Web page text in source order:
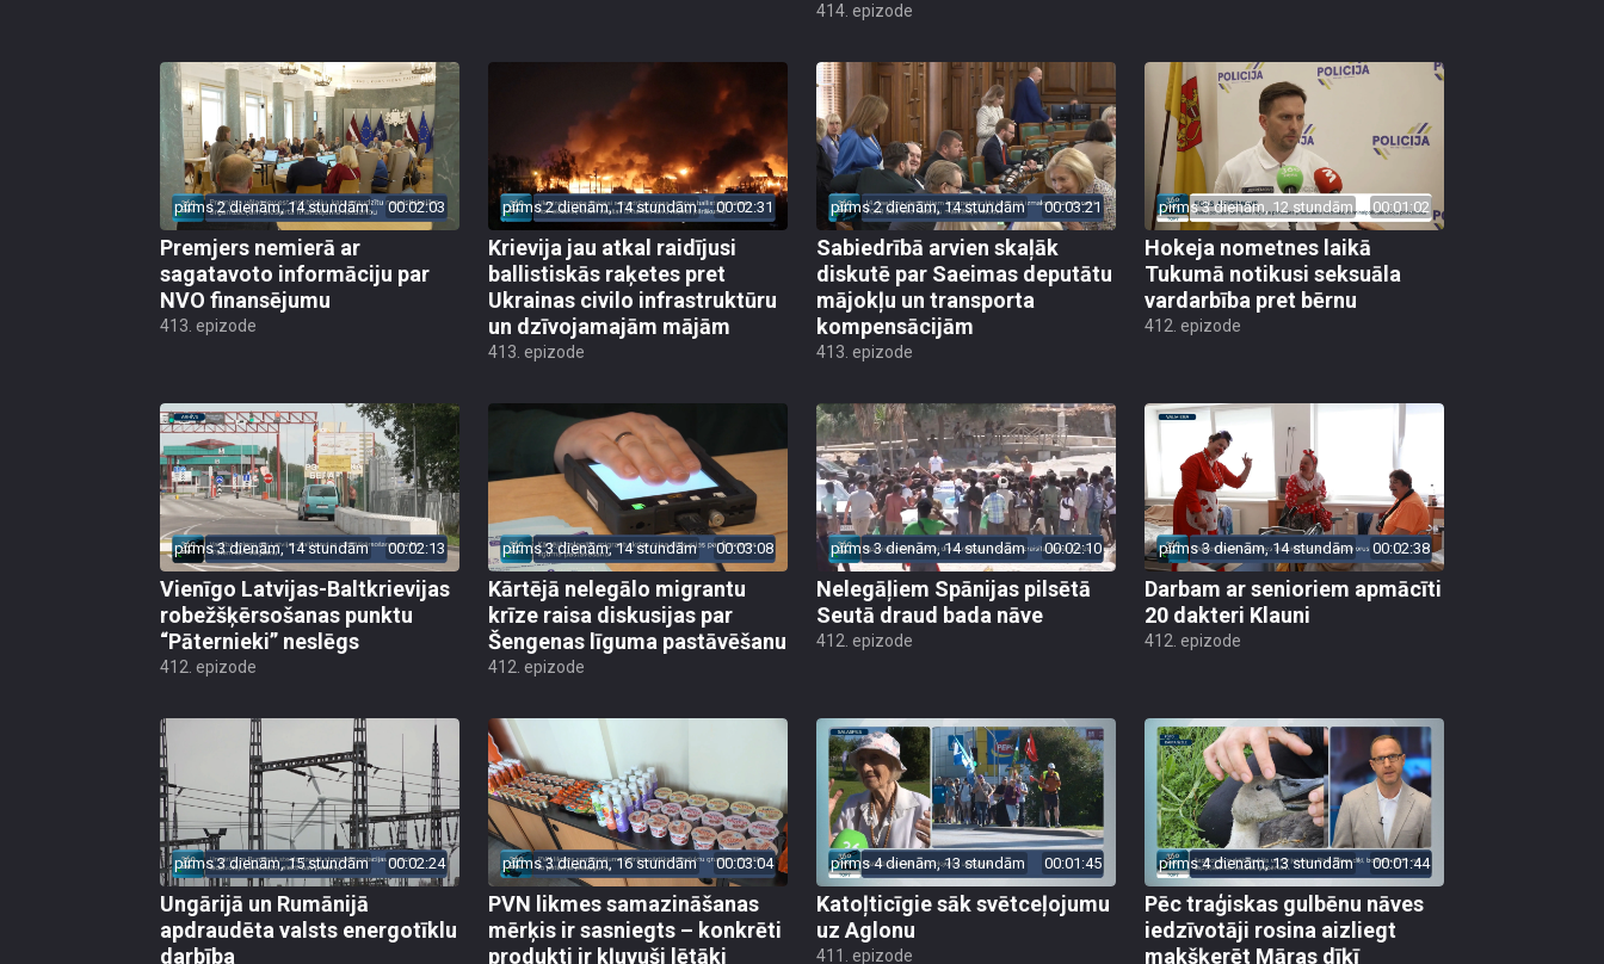
pirms 2 dienām, 14 stundām 00:02:03
Premjers nemierā ar
sagatavoto informāciju par
NVO finansējumu
413. epizode
pirms 2 dienām, 14 stundām 00:02:31
Krievija jau atkal raidījusi
ballistiskās raķetes pret
Ukrainas civilo infrastruktūru
un dzīvojamajām mājām
413. epizode
pirms 2 dienām, 14 stundām 00:03:21
Sabiedrībā arvien skaļāk
diskutē par Saeimas deputātu
mājokļu un transporta
kompensācijām
413. epizode
pirms 3 dienām, 12 stundām
Hokeja nometnes laikā
Tukumā notikusi seksuāla
vardarbība pret bērnu
412. epizode
pirms 3 dienām, 14 stundām 00:02:13
Vienīgo Latvijas-Baltkrievijas
robežšķērsošanas punktu
“Pāternieki” neslēgs
412. epizode
pirms 3 dienām, 14 stundām 00:03:08
Kārtējā nelegālo migrantu
krīze raisa diskusijas par
Šengenas līguma pastāvēšanu
412. epizode
pirms 3 dienām, 14 stundām 00:02:10
Nelegāļiem Spānijas pilsētā
Seutā draud bada nāve
412. epizode
pirms 3 dienām, 14 stundām 00:02:38
Darbam ar senioriem apmācīti
20 dakteri Klauni
412. epizode
pirms 3 dienām, 15 stundām 00:02:24
Ungārijā un Rumānijā
apdraudēta valsts energotīklu
darbība
412. epizode
pirms 3 dienām, 16 stundām 00:03:04
PVN likmes samazināšanas
mērķis ir sasniegts – konkrēti
produkti ir kļuvuši lētāki
412. epizode
pirms 4 dienām, 13 stundām 00:01:45
Katoļticīgie sāk svētceļojumu
uz Aglonu
411. epizode
pirms 4 dienām, 13 stundām 00:01:44
Pēc traģiskas gulbēnu nāves
iedzīvotāji rosina aizliegt
makšķerēt Māras dīķī
411. epizode